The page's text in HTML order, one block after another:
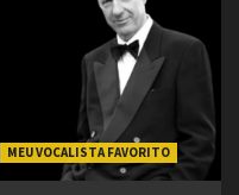
MEU VOCALISTA FAVORITO